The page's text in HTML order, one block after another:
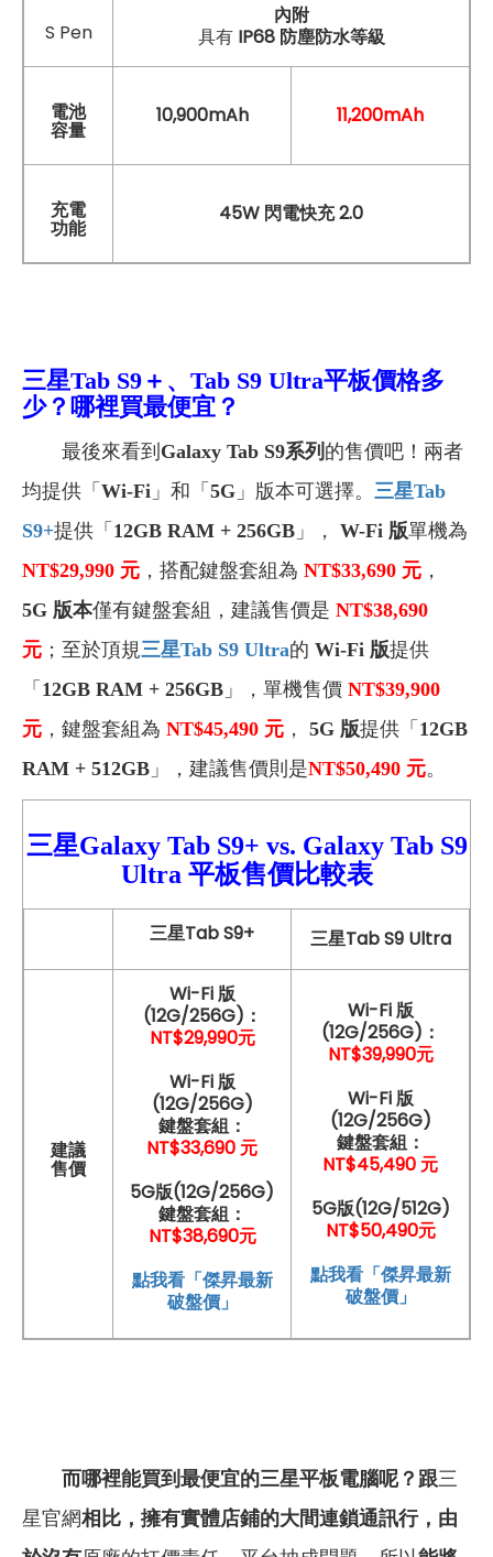
S Pen
內附
具有IP68 防塵防水等級
電池
容量
10,900mAh 11,200mAh
充電
功能
45W 閃電快充 2.0
三星Tab S9＋、Tab S9 Ultra平板價格多
少？哪裡買最便宜？
最後來看到 Galaxy Tab S9系列 的售價吧！兩者
均提供「 Wi-Fi 」和「 5G 」版本可選擇。 三星Tab
S9+提供「 12GB RAM + 256GB 」， W-Fi 版單機為
NT$29,990 元 ，搭配鍵盤套組為 NT$33,690 元 ，
5G 版本僅有鍵盤套組，建議售價是 NT$38,690
元 ；至於頂規 三星Tab S9 Ultra的 Wi-Fi 版提供
「 12GB RAM + 256GB 」，單機售價 NT$39,900
元 ，鍵盤套組為 NT$45,490 元 ， 5G 版提供「 12GB
RAM + 512GB 」，建議售價則是NT$50,490 元。
三星Galaxy Tab S9+ vs. Galaxy Tab S9
Ultra 平板售價比較表
三星Tab S9+ 三星Tab S9 Ultra
建議
售價
Wi-Fi 版
(12G/256G)：
NT$29,990元
Wi-Fi 版
(12G/256G)
鍵盤套組：
NT$33,690 元
5G版(12G/256G)
鍵盤套組：
NT$38,690元
點我看「傑昇最新
破盤價」
Wi-Fi 版
(12G/256G)：
NT$39,990元
Wi-Fi 版
(12G/256G)
鍵盤套組：
NT$45,490 元
5G版(12G/512G)
NT$50,490元
點我看「傑昇最新
破盤價」
而哪裡能買到最便宜的三星平板電腦呢？跟三
星官網相比，擁有實體店鋪的大間連鎖通訊行，由